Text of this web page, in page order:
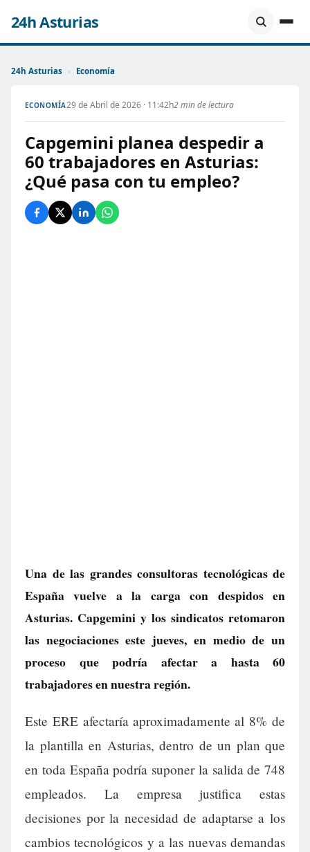
24h Asturias
24h Asturias › Economía
ECONOMÍA29 de Abril de 2026 · 11:42h2 min de lectura
Capgemini planea despedir a
60 trabajadores en Asturias:
¿Qué pasa con tu empleo?
Una de las grandes consultoras tecnológicas de
España vuelve a la carga con despidos en
Asturias. Capgemini y los sindicatos retomaron
las negociaciones este jueves, en medio de un
proceso que podría afectar a hasta 60
trabajadores en nuestra región.
Este ERE afectaría aproximadamente al 8% de
la plantilla en Asturias, dentro de un plan que
en toda España podría suponer la salida de 748
empleados. La empresa justifica estas
decisiones por la necesidad de adaptarse a los
cambios tecnológicos y a las nuevas demandas